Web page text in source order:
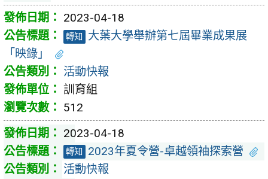
2023-04-18
轉知
大葉大學舉辦第七屆畢業成果展
「映錄」
活動快報
訓育組
512
2023-04-18
轉知
2023年夏令營-卓越領袖探索營
活動快報